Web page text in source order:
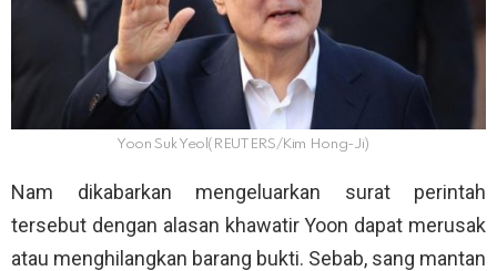
Yoon Suk Yeol(REUTERS/Kim Hong-Ji)
Nam dikabarkan mengeluarkan surat perintah
tersebut dengan alasan khawatir Yoon dapat merusak
atau menghilangkan barang bukti. Sebab, sang mantan